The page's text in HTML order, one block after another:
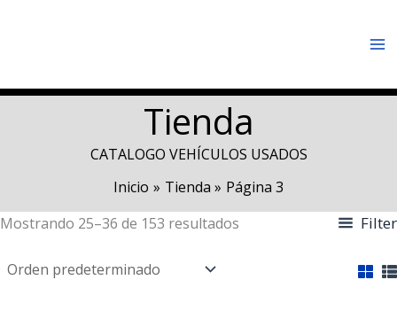
Tienda
CATALOGO VEHÍCULOS USADOS
Inicio
Tienda
Página 3
Mostrando 25–36 de 153 resultados
Filter